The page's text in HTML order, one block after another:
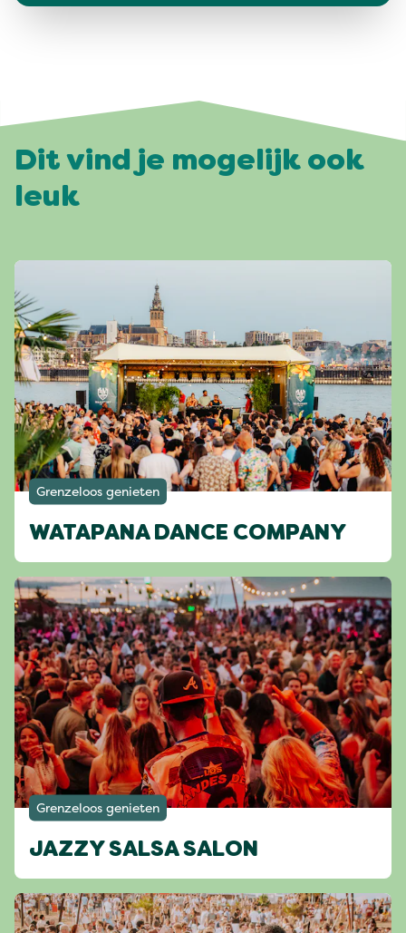
Dit vind je mogelijk ook
leuk
Grenzeloos genieten
WATAPANA DANCE COMPANY
Grenzeloos genieten
JAZZY SALSA SALON